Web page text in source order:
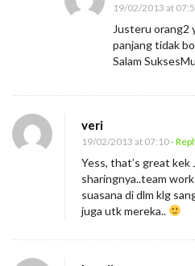
T
e
c
p
19/02/2013 at
Justeru orang2
panjang tidak
Salam
veri
19/02/2013 at 07:10-
Yess, that’s great kek
sharingnya..team work
suasana di dlm klg
juga utk mereka..